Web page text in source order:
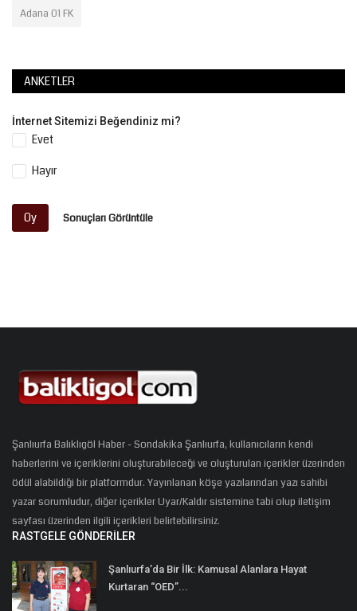
Adana 01 FK
ANKETLER
İnternet Sitemizi Beğendiniz mi?
Evet
Hayır
Oy Sonuçları Görüntüle
Şanlıurfa Balıklıgöl Haber - Sondakika Şanlıurfa, kullanıcıların kendi
haberlerini ve içeriklerini oluşturabileceği ve oluşturulan içerikler üzerinden
ödül alabildiği bir platformdur. Yayınlanan köşe yazılarından yazı sahibi
yazar sorumludur, diğer içerikler Uyar/Kaldır sistemine tabi olup iletişim
sayfası üzerinden ilgili içerikleri belirtebilirsiniz.
RASTGELE GÖNDERILER
Şanlıurfa’da Bir İlk: Kamusal Alanlara Hayat
Kurtaran “OED”...